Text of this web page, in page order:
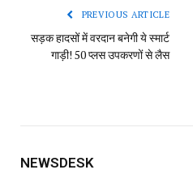
PREVIOUS ARTICLE
सड़क हादसों में वरदान बनेगी ये स्मार्ट
गाड़ी! 50 प्लस उपकरणों से लैस
NEWSDESK